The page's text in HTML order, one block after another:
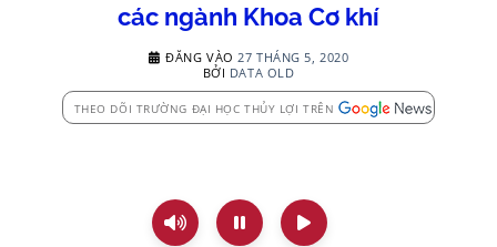
các ngành Khoa Cơ khí
ĐĂNG VÀO 27 THÁNG 5, 2020
BỞI DATA OLD
THEO DÕI TRƯỜNG ĐẠI HỌC THỦY LỢI TRÊN